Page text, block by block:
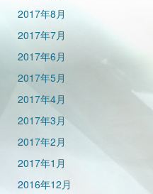
2017年8月
2017年7月
2017年6月
2017年5月
2017年4月
2017年3月
2017年2月
2017年1月
2016年12月